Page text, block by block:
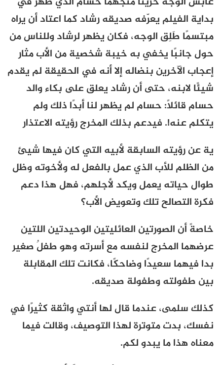
بداية الفيلم يعرّفه صديقه رشاد كما اعتاد أن يراه
مبتسمًا طَلِق الوجه، فكان يظهر لرشاد وللناس من
حول جانبًا يخفي به خيبة شخصية من الأب مثار
إعجاب الآخرين بنضاله إلا أنه في الحقيقة لم يقدم
شيئًا لابنه، حتى أن رشاد يعلق على بكاء والد
حسام قائلًا: حسام لم يظهر لنا أبدًا ذلك ولم
يتكلم عنه!. فيدعم بذلك المخرج رؤيته الاعتذار
ية عن رؤيته السابقة لأبيه التي كان فيها شيئ
من الظلم للأب الذي عمل بالفعل له ولأخوته وظل
طوال حياته يعمل ويكد لأجلهم، فهل هذا دعم
فكرة التصالح تلك وتعويض الأب؟
خاصةً أن الصورتين العائليتين الوحيدتين اللتين
عرضهما المخرج لنفسه مع أسرته وهو طفلٌ صغير
بدا فيهما سعيدًا وضاحكًا، فكانت تلك المقابلة
بين طفولته وطفولة صديقه.
كذلك سلمى، عندما قال لها أنتي واثقة كثيرًا في
نفسك، بدت متوترة لهذا التوصيف، وقالت فيما
معناه هذا ما يبدو لكم.